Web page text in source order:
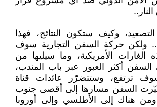
وكيف ستكون النتائج، فهذا
ولكن حركة السفن التجارية سوف
الغارات الأمريكية، وما سيليها من
أكثر العبور عبر باب المندب،
ترتفع، وستتضرّر عائدات قناة
غيّرت السفن مسارها إلى أقصى جنوب
ومن هناك إلى الأطلسي وإلى أوروبا